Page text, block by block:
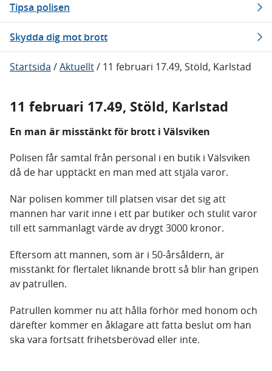
Tipsa polisen
Skydda dig mot brott
Startsida /Aktuellt/ 11 februari 17.49, Stöld, Karlstad
11 februari 17.49, Stöld, Karlstad
En man är misstänkt för brott i Välsviken
Polisen får samtal från personal i en butik i Välsviken
då de har upptäckt en man med att stjäla varor.
När polisen kommer till platsen visar det sig att
mannen har varit inne i ett par butiker och stulit varor
till ett sammanlagt värde av drygt 3000 kronor.
Eftersom att mannen, som är i 50-årsåldern, är
misstänkt för flertalet liknande brott så blir han gripen
av patrullen.
Patrullen kommer nu att hålla förhör med honom och
därefter kommer en åklagare att fatta beslut om han
ska vara fortsatt frihetsberövad eller inte.